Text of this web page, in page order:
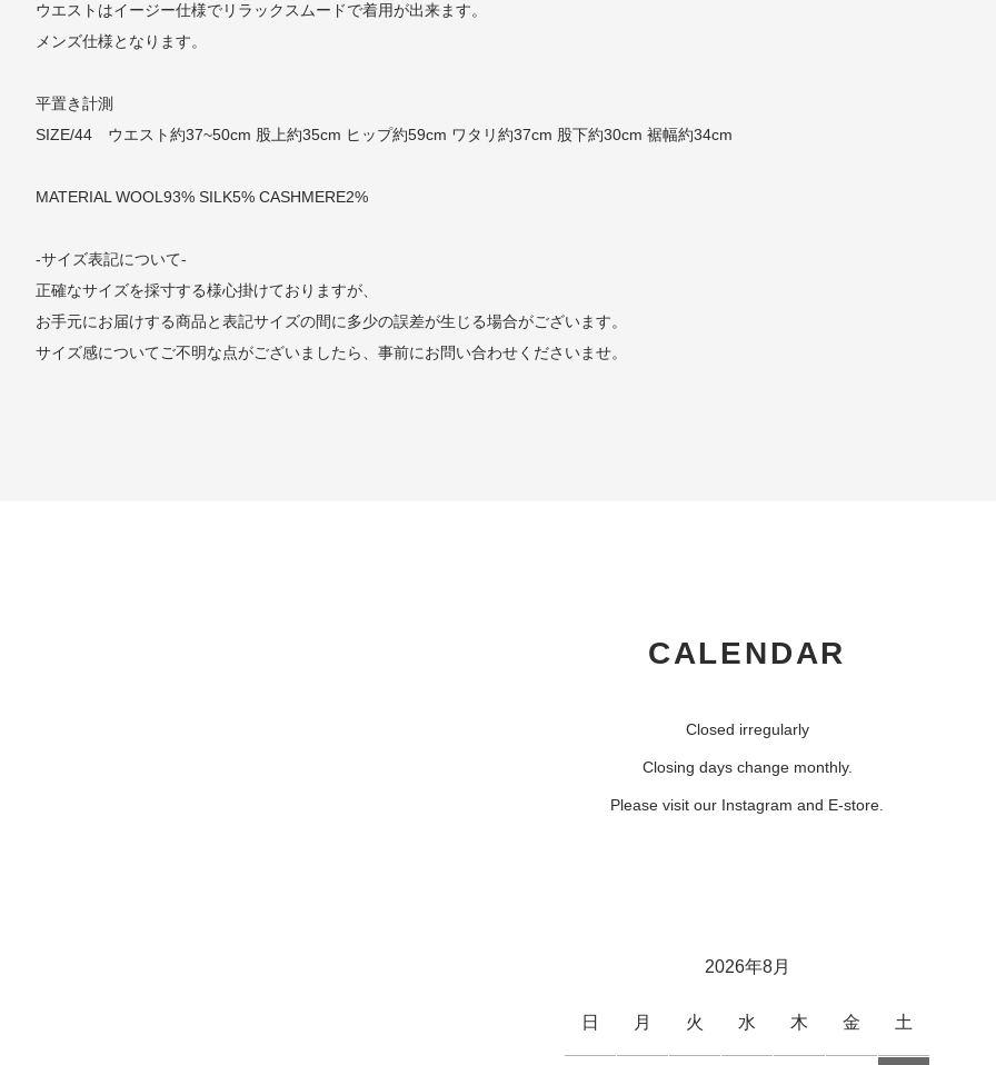
ウエストはイージー仕様でリラックスムードで着用が出来ます。
メンズ仕様となります。
平置き計測
SIZE/44 ウエスト約37~50cm 股上約35cm ヒップ約59cm ワタリ約37cm 股下約30cm 裾幅約34cm
MATERIAL WOOL93% SILK5% CASHMERE2%
-サイズ表記について-
正確なサイズを採寸する様心掛けておりますが、
お手元にお届けする商品と表記サイズの間に多少の誤差が生じる場合がございます。
サイズ感についてご不明な点がございましたら、事前にお問い合わせくださいませ。
CALENDAR
Closed irregularly
Closing days change monthly.
Please visit our Instagram and E-store.
2026年8月
日 月 火 水 木 金 土